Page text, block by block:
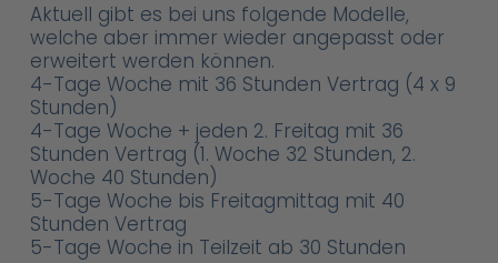
Aktuell gibt es bei uns folgende Modelle,
welche aber immer wieder angepasst oder
erweitert werden können.
4-Tage Woche mit 36 Stunden Vertrag (4 x 9
Stunden)
4-Tage Woche + jeden 2. Freitag mit 36
Stunden Vertrag (1. Woche 32 Stunden, 2.
Woche 40 Stunden)
5-Tage Woche bis Freitagmittag mit 40
Stunden Vertrag
5-Tage Woche in Teilzeit ab 30 Stunden